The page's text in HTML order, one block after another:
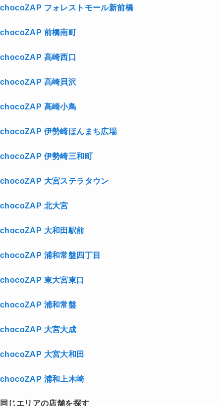
chocoZAP フォレストモール新前橋
chocoZAP 前橋南町
chocoZAP 高崎西口
chocoZAP 高崎貝沢
chocoZAP 高崎小鳥
chocoZAP 伊勢崎ほんまち広場
chocoZAP 伊勢崎三和町
chocoZAP 大宮ステラタウン
chocoZAP 北大宮
chocoZAP 大和田駅前
chocoZAP 浦和常盤四丁目
chocoZAP 東大宮東口
chocoZAP 浦和常盤
chocoZAP 大宮大成
chocoZAP 大宮大和田
chocoZAP 浦和上木崎
同じエリアの店舗を探す